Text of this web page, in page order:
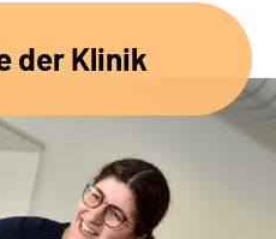
der Klinik